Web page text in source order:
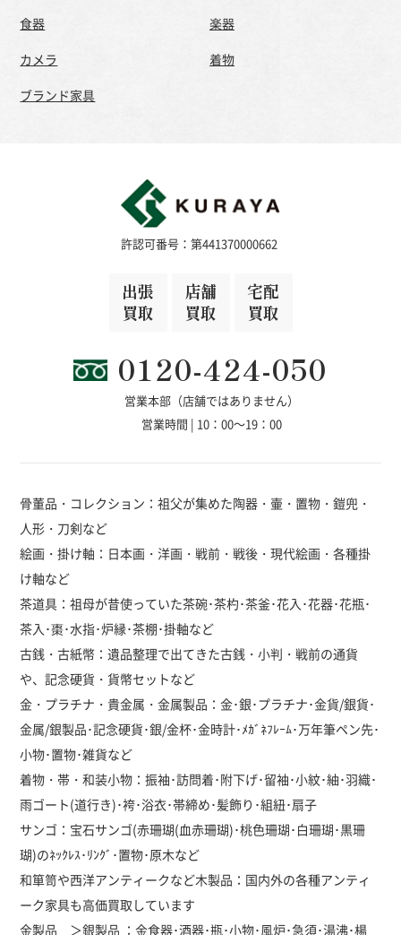
食器
楽器
カメラ
着物
ブランド家具
許認可番号：第441370000662
出張
買取
店舗
買取
宅配
買取
0120-424-050
営業本部（店舗ではありません）
営業時間 | 10：00～19：00
骨董品・コレクション：祖父が集めた陶器・壷・置物・鎧兜・
人形・刀剣など
絵画・掛け軸：日本画・洋画・戦前・戦後・現代絵画・各種掛
け軸など
茶道具：祖母が昔使っていた茶碗･茶杓･茶釜･花入･花器･花瓶･
茶入･棗･水指･炉縁･茶棚･掛軸など
古銭・古紙幣：遺品整理で出てきた古銭・小判・戦前の通貨
や、記念硬貨・貨幣セットなど
金・プラチナ・貴金属・金属製品：金･銀･プラチナ･金貨/銀貨･
金属/銀製品･記念硬貨･銀/金杯･金時計･ﾒｶﾞﾈﾌﾚｰﾑ･万年筆ペン先･
小物･置物･雑貨など
着物・帯・和装小物：振袖･訪問着･附下げ･留袖･小紋･紬･羽織･
雨ゴート(道行き)･袴･浴衣･帯締め･髪飾り･組紐･扇子
サンゴ：宝石サンゴ(赤珊瑚(血赤珊瑚)･桃色珊瑚･白珊瑚･黒珊
瑚)のﾈｯｸﾚｽ･ﾘﾝｸﾞ･置物･原木など
和箪笥や西洋アンティークなど木製品：国内外の各種アンティ
ーク家具も高価買取しています
金製品 ＞銀製品 ：金食器･酒器･瓶･小物･風炉･急須･湯沸･楊